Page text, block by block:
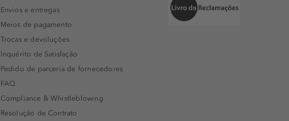
Envios e entregas
Meios de pagamento
Trocas e devoluções
Inquérito de Satisfação
Pedido de parceria de fornecedores
FAQ
Compliance & Whistleblowing
Resolução de Contrato